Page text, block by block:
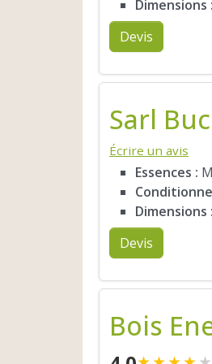
Dimensions :
Devis
Sarl
Écrire un avis
Essences :
Dimensions :
Devis
Bois